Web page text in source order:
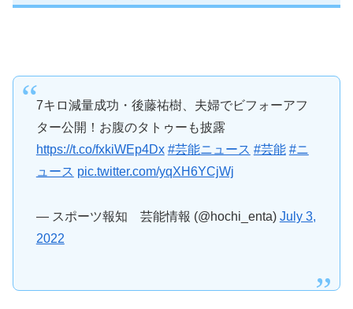
7キロ減量成功・後藤祐樹、夫婦でビフォーアフ
ター公開！お腹のタトゥーも披露
https://t.co/fxkiWEp4Dx #芸能ニュース #芸能 #ニ
ュース pic.twitter.com/yqXH6YCjWj
— スポーツ報知 芸能情報 (@hochi_enta) July 3,
2022